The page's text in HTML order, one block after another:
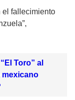
el fallecimiento
Toro” al
mexicano